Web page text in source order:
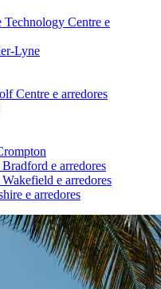
Centre e
Lyne
Centre e arredores
e arredores
e arredores
e arredores